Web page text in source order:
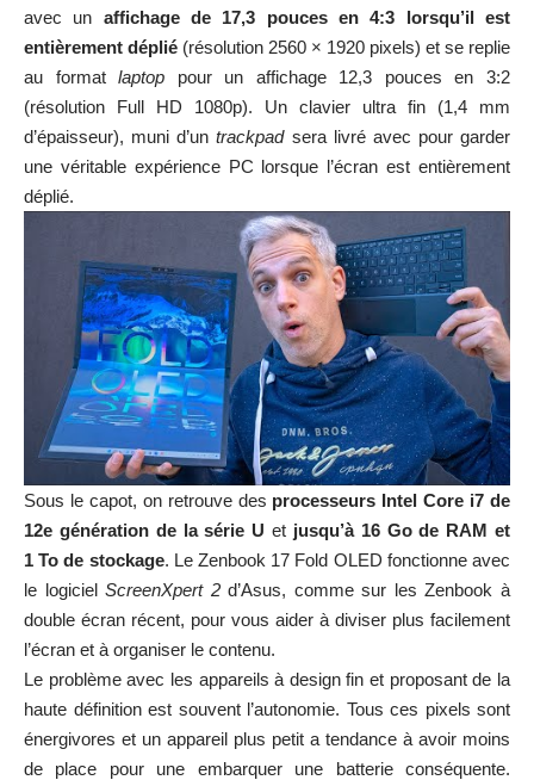
avec un affichage de 17,3 pouces en 4:3 lorsqu’il est
entièrement déplié (résolution 2560 × 1920 pixels) et se replie
au formatlaptop pour un affichage 12,3 pouces en 3:2
(résolution Full HD 1080p). Un clavier ultra fin (1,4 mm
d’épaisseur), muni d’untrackpadsera livré avec pour garder
une véritable expérience PC lorsque l’écran est entièrement
déplié.
Sous le capot, on retrouve des processeurs Intel Core i7 de
12e génération de la série U et jusqu’à 16 Go de RAM et
1 To de stockage. Le Zenbook 17 Fold OLED fonctionne avec
le logicielScreenXpert 2d’Asus, comme sur les Zenbook à
double écran récent, pour vous aider à diviser plus facilement
l’écran et à organiser le contenu.
Le problème avec les appareils à design fin et proposant de la
haute définition est souvent l’autonomie. Tous ces pixels sont
énergivores et un appareil plus petit a tendance à avoir moins
de place pour une embarquer une batterie conséquente.